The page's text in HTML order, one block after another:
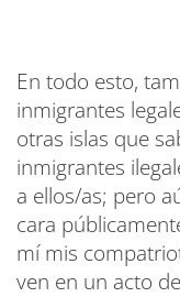
En todo esto,
inmigrantes
otras islas que
inmigrantes
a ellos/as; pero
cara
mí mis
ven en un acto